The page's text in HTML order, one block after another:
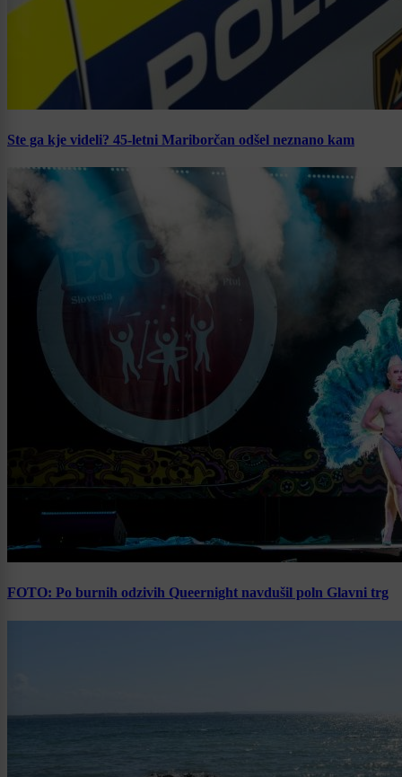
Ste ga kje videli? 45-letni Mariborčan odšel neznano kam
FOTO: Po burnih odzivih Queernight navdušil poln Glavni trg